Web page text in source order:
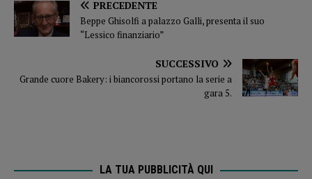
PRECEDENTE
Beppe Ghisolfi a palazzo Galli, presenta il suo
“Lessico finanziario”
SUCCESSIVO
Grande cuore Bakery: i biancorossi portano la serie a
gara 5.
LA TUA PUBBLICITÀ QUI